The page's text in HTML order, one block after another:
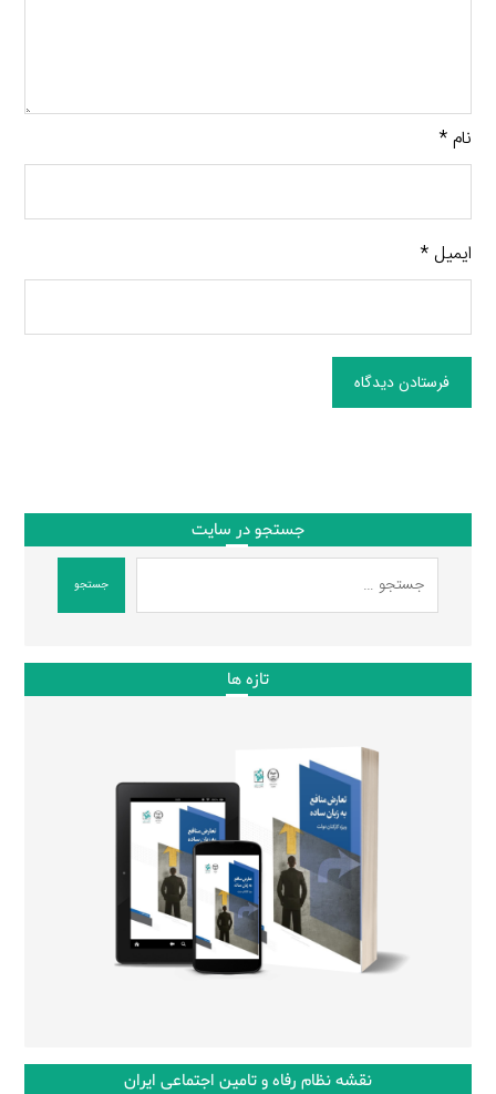
نام*
ایمیل*
فرستادن دیدگاه
جستجو در سایت
جستجو
تازه ها
نقشه نظام رفاه و تامین اجتماعی ایران